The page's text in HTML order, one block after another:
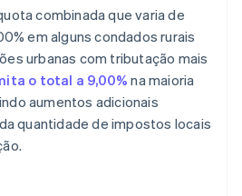
combinada que varia de
em alguns condados rurais
urbanas com tributação mais
o total a 9,00% na maioria
aumentos adicionais
quantidade de impostos locais